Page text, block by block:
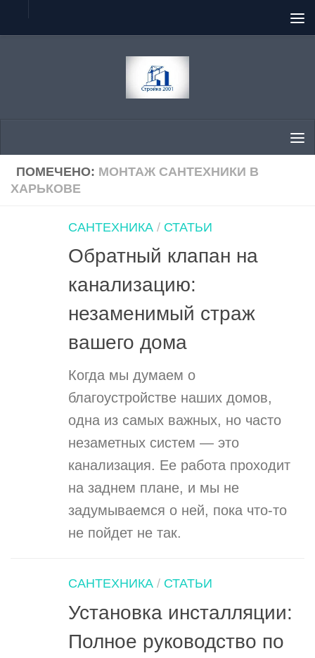
Перейти к содержимому
ПОМЕЧЕНО: МОНТАЖ САНТЕХНИКИ В
ХАРЬКОВЕ
САНТЕХНИКА / СТАТЬИ
Обратный клапан на
канализацию:
незаменимый страж
вашего дома
Когда мы думаем о
благоустройстве наших домов,
одна из самых важных, но часто
незаметных систем — это
канализация. Ее работа проходит
на заднем плане, и мы не
задумываемся о ней, пока что-то
не пойдет не так.
САНТЕХНИКА / СТАТЬИ
Установка инсталляции:
Полное руководство по